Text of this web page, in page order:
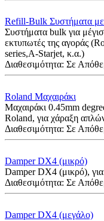
Refill-Bulk Συστήματα
Συστήματα bulk για
εκτυπωτές της αγοράς
series,A-Starjet, κ.α.)
Διαθεσιμότητα: Σε
Roland Μαχαιράκι
Mαχαιράκι 0.45mm
Roland, για χάραξη
Διαθεσιμότητα: Σε
Damper DX4 (μικρό)
Damper DX4 (μικρό),
Διαθεσιμότητα: Σε
Damper DX4 (μεγάλο)